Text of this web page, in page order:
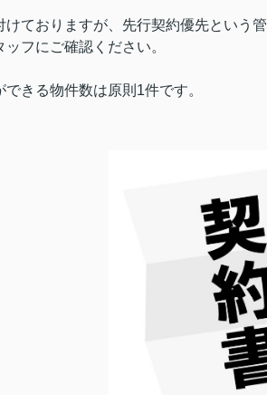
けておりますが、先行契約優先という
フにご確認ください。
できる物件数は原則1件です。